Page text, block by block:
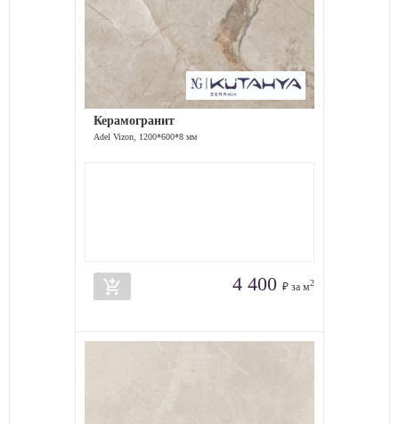
Керамогранит
Adel Vizon, 1200*600*8 мм
add_shopping_cart 4 400 ₽ за м2